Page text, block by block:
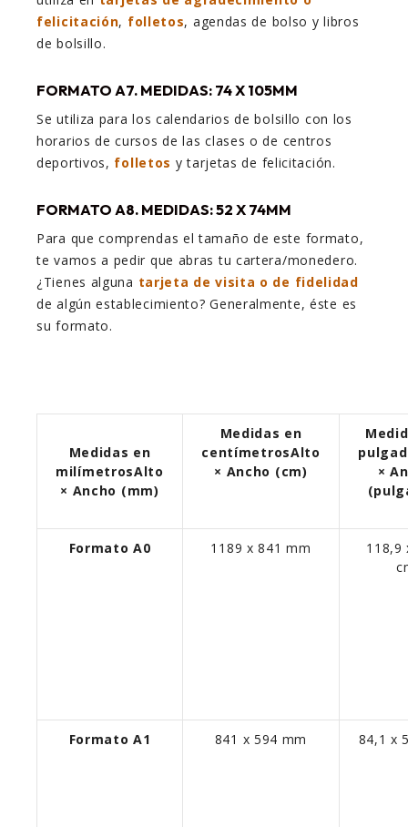
felicitación, folletos, agendas de bolso y libros
de bolsillo.
FORMATO A7. MEDIDAS: 74 X 105MM
Se utiliza para los calendarios de bolsillo con los
horarios de cursos de las clases o de centros
deportivos, folletos y tarjetas de felicitación.
FORMATO A8. MEDIDAS: 52 X 74MM
Para que comprendas el tamaño de este formato,
te vamos a pedir que abras tu cartera/monedero.
¿Tienes alguna tarjeta de visita o de fidelidad
de algún establecimiento? Generalmente, éste es
su formato.
Medidas en
milímetrosAlto
× Ancho (mm)
Medidas en
centímetrosAlto
× Ancho (cm)
×
Formato A0 1189 x 841 mm
118,9
Formato A1 841 x 594 mm 84,1 x